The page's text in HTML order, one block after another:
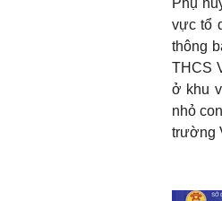
Phụ
vực tổ
thông
THCS
ở khu
nhỏ
trường